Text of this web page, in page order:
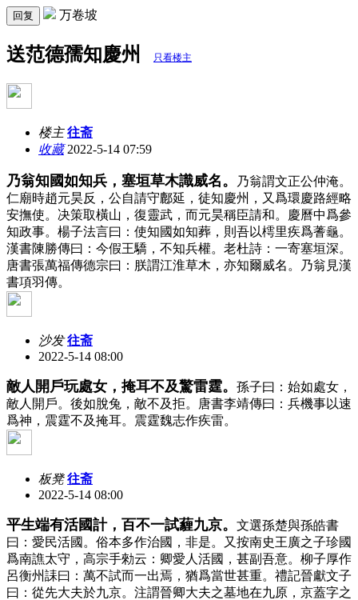
回复 万卷坡
送范德孺知慶州 只看楼主
楼主 往斋
收藏2022-5-14 07:59
乃翁知國如知兵，塞垣草木識威名。
乃翁謂文正公仲淹。
仁廟時趙元昊反，公自請守鄜延，徒知慶州，又爲環慶路經略
安撫使。决策取橫山，復靈武，而元昊稱臣請和。慶曆中爲參
知政事。楊子法言曰：使知國如知葬，則吾以樗里疾爲蓍龜。
漢書陳勝傳曰：今假王驕，不知兵權。老杜詩：一寄塞垣深。
唐書張萬福傳德宗曰：朕謂江淮草木，亦知爾威名。乃翁見漢
書項羽傳。
沙发 往斋
2022-5-14 08:00
敵人開戶玩處女，掩耳不及驚雷霆。 孫子曰：始如處女，
敵人開戶。後如脫兔，敵不及拒。唐書李靖傳曰：兵機事以速
爲神，震霆不及掩耳。震霆魏志作疾雷。
板凳 往斋
2022-5-14 08:00
平生端有活國計，百不一試薶九京。 文選孫楚與孫皓書
曰：愛民活國。俗本多作治國，非是。又按南史王廣之子珍國
爲南譙太守，高宗手勑云：卿愛人活國，甚副吾意。柳子厚作
呂衡州誄曰：萬不試而一出焉，猶爲當世甚重。禮記晉獻文子
曰：從先大夫於九京。注謂晉卿大夫之墓地在九原，京蓋字之